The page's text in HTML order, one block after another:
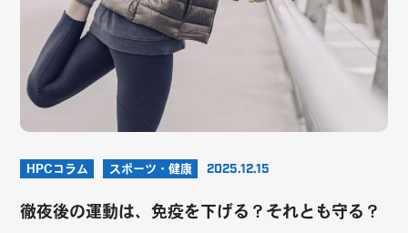
HPCコラム スポーツ・健康 2025.12.15
徹夜後の運動は、免疫を下げる？それとも守る？